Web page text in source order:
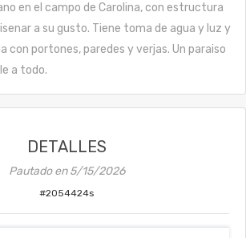
en el campo de Carolina, con estructura
a su gusto. Tiene toma de agua y luz y
portones, paredes y verjas. Un paraiso
a todo.
DETALLES
Pautado en5/15/2026
#2054424s